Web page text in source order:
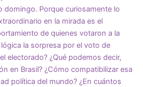
domingo. Porque curiosamente lo
en la mirada es el
de quienes votaron a la
la sorpresa por el voto de
electorado? ¿Qué podemos decir,
en Brasil? ¿Cómo compatibilizar esa
política del mundo? ¿En cuántos